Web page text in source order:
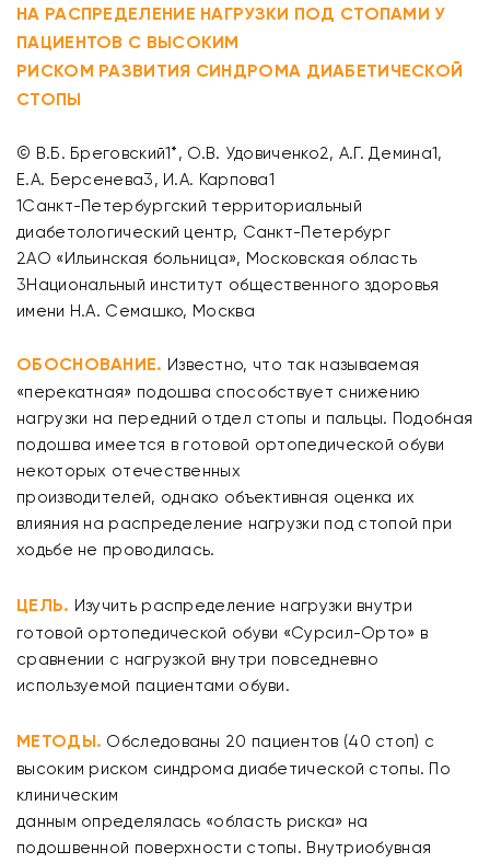
НА РАСПРЕДЕЛЕНИЕ НАГРУЗКИ ПОД СТОПАМИ У
ПАЦИЕНТОВ С ВЫСОКИМ
РИСКОМ РАЗВИТИЯ СИНДРОМА ДИАБЕТИЧЕСКОЙ
СТОПЫ
© В.Б. Бреговский1*, О.В. Удовиченко2, А.Г. Демина1,
Е.А. Берсенева3, И.А. Карпова1
1Санкт-Петербургский территориальный
диабетологический центр, Санкт-Петербург
2АО «Ильинская больница», Московская область
3Национальный институт общественного здоровья
имени Н.А. Семашко, Москва
ОБОСНОВАНИЕ. Известно, что так называемая
«перекатная» подошва способствует снижению
нагрузки на передний отдел стопы и пальцы. Подобная
подошва имеется в готовой ортопедической обуви
некоторых отечественных
производителей, однако объективная оценка их
влияния на распределение нагрузки под стопой при
ходьбе не проводилась.
ЦЕЛЬ. Изучить распределение нагрузки внутри
готовой ортопедической обуви «Сурсил-Орто» в
сравнении с нагрузкой внутри повседневно
используемой пациентами обуви.
МЕТОДЫ. Обследованы 20 пациентов (40 стоп) с
высоким риском синдрома диабетической стопы. По
клиническим
данным определялась «область риска» на
подошвенной поверхности стопы. Внутриобувная